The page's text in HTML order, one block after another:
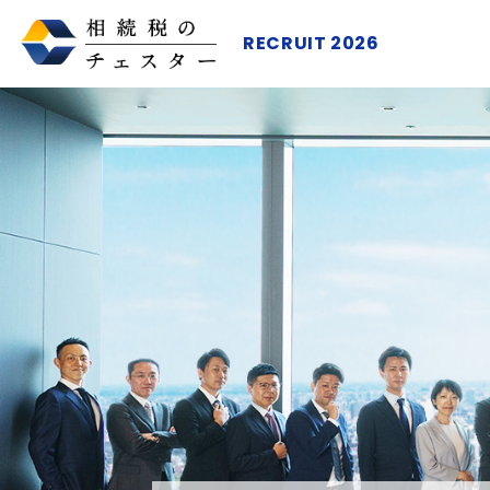
RECRUIT 2026